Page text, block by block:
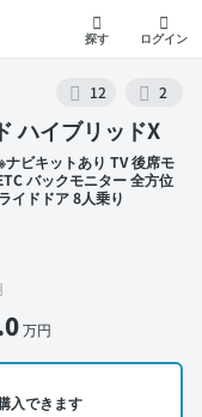
探す ログイン
12 2
ハイブリッドX
ビキットあり TV 後席モ
バックモニター 全方位
イドドア 8人乗り
万円
入できます